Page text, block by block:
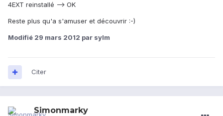
4EXT reinstallé --> OK
Reste plus qu'a s'amuser et découvrir :-)
Modifié 29 mars 2012 par sylm
Citer
Simonmarky